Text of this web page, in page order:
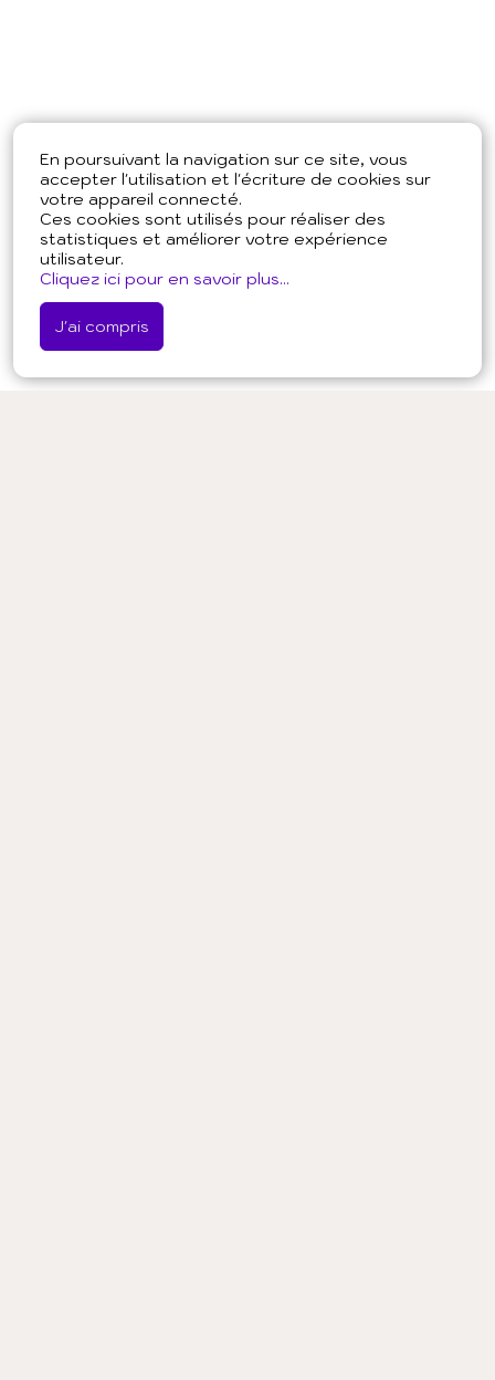
En poursuivant la navigation sur ce site, vous
accepter l'utilisation et l'écriture de cookies sur
votre appareil connecté.
Ces cookies sont utilisés pour réaliser des
statistiques et améliorer votre expérience
utilisateur.
Cliquez ici pour en savoir plus...
J'ai compris